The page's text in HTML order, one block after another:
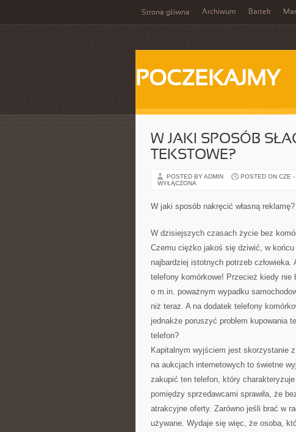
Strona główna Archiwum Bartek
POCZEKAJMY
W JAKI SPOSÓB
TEKSTOWE?
POSTED BY ADMIN POSTED ON CZE
WYŁĄCZONA
W jaki sposób nakręcić własną reklamę?
W dzisiejszych czasach życie bez
Czemu ciężko jakoś się dziwić, w
najbardziej istotnych potrzeb
telefony komórkowe! Przecież kiedy nie
o m.in. poważnym wypadku
niż teraz. A na dodatek telefony
jednakże poruszyć problem kupowania
telefon?
Kapitalnym wyjściem jest skorzystanie
na aukcjach internetowych to świetne
zakupić ten telefon, który
pomiędzy sprzedawcami sprawiła, że
atrakcyjne oferty. Zarówno jeśli brać w
używane. Wydaje się więc, że osoba,